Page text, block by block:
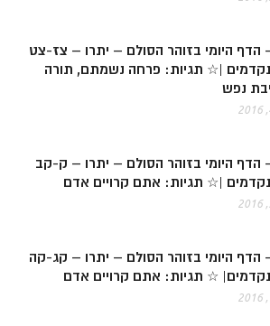
024- הדף היומי בזוהר הסולם – יתרו – צז-צט
|☆ תגיות: פרחה נשמתם, תורה
נפש
025- הדף היומי בזוהר הסולם – יתרו – ק-קב
|☆ תגיות: אתם קרויים אדם
026- הדף היומי בזוהר הסולם – יתרו – קג-קה
☆ תגיות: אתם קרויים אדם